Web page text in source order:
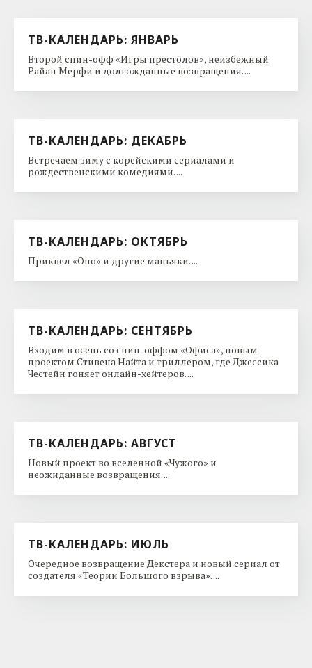
ТВ-КАЛЕНДАРЬ: ЯНВАРЬ
Второй спин-офф «Игры престолов», неизбежный
Райан Мерфи и долгожданные возвращения. ...
ТВ-КАЛЕНДАРЬ: ДЕКАБРЬ
Встречаем зиму с корейскими сериалами и
рождественскими комедиями. ...
ТВ-КАЛЕНДАРЬ: ОКТЯБРЬ
Приквел «Оно» и другие маньяки. ...
ТВ-КАЛЕНДАРЬ: СЕНТЯБРЬ
Входим в осень со спин-оффом «Офиса», новым
проектом Стивена Найта и триллером, где Джессика
Честейн гоняет онлайн-хейтеров. ...
ТВ-КАЛЕНДАРЬ: АВГУСТ
Новый проект во вселенной «Чужого» и
неожиданные возвращения. ...
ТВ-КАЛЕНДАРЬ: ИЮЛЬ
Очередное возвращение Декстера и новый сериал от
создателя «Теории Большого взрыва». ...